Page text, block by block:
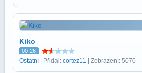
Kiko
00:26
Ostatní | Přidal: cortez11 | Zobrazení: 5070